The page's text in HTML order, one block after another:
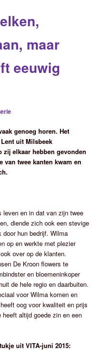
maar
eeuwig
genoeg horen. Het
uit Milsbeek
zij elkaar hebben gevonden
van twee kanten kwam en
en in dat van zijn twee
diende zich ook een stevige
hun bedrijf. Wilma
op en werkte met plezier
over op de klanten.
De Kroon flowers te
en bloemeninkoper
de hele regio en daarbuiten.
voor Wilma komen en
oog voor kwaliteit en prijs
altijd goede zin en een
uit VITA-juni 2015: